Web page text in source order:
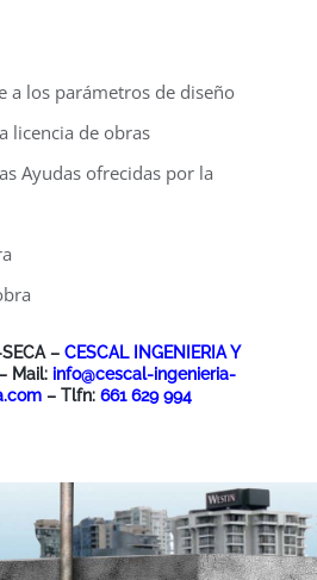
a los parámetros de diseño
licencia de obras
Ayudas ofrecidas por la
– CESCAL INGENIERIA Y
Mail: info@cescal-ingenieria-
– Tlfn: 661 629 994